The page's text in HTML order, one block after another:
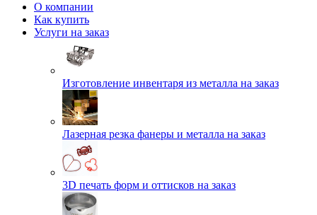
О компании
Как купить
Услуги на заказ
Изготовление инвентаря из металла на заказ
Лазерная резка фанеры и металла на заказ
3D печать форм и оттисков на заказ